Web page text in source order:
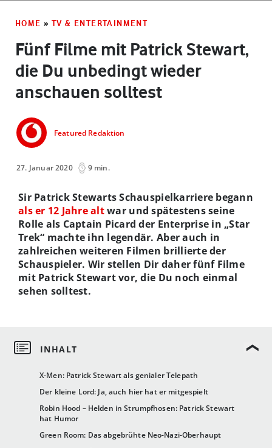
HOME » TV & ENTERTAINMENT
Fünf Filme mit Patrick Stewart,
die Du unbedingt wieder
anschauen solltest
Featured Redaktion
27. Januar 2020 9 min.
X-Men: Patrick Stewart als genialer Telepath
Der kleine Lord: Ja, auch hier hat er mitgespielt
Robin Hood – Helden in Strumpfhosen: Patrick Stewart
hat Humor
Green Room: Das abgebrühte Neo-Nazi-Oberhaupt
Sir Patrick Stewarts Schauspielkarriere begann
als er 12 Jahre altwar und spätestens seine
Rolle als Captain Picard der Enterprise in „Star
Trek“ machte ihn legendär. Aber auch in
zahlreichen weiteren Filmen brillierte der
Schauspieler. Wir stellen Dir daher fünf Filme
mit Patrick Stewart vor, die Du noch einmal
sehen solltest.